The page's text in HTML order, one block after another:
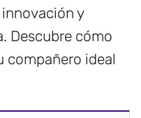
y
Descubre cómo
compañero ideal